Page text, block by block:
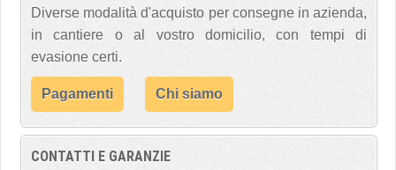
Diverse modalità d'acquisto per consegne in azienda,
in cantiere o al vostro domicilio, con tempi di
evasione certi.
Pagamenti Chi siamo
CONTATTI E GARANZIE